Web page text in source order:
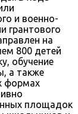
и военно-
грантового
на
800 детей
обучение
а также
формах
площадок